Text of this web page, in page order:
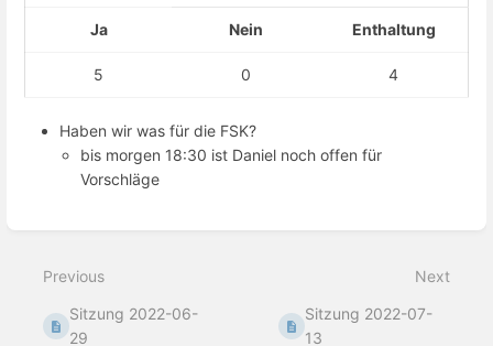
Ja Nein Enthaltung
5 0 4
Haben wir was für die FSK?
bis morgen 18:30 ist Daniel noch offen für
Vorschläge
mode
Previous
Sitzung 2022-06-
29
Next
Sitzung 2022-07-
13